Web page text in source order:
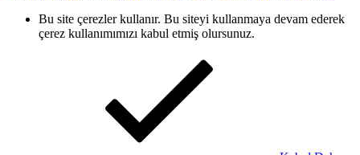
Bu site çerezler kullanır. Bu siteyi kullanmaya devam ederek
çerez kullanımımızı kabul etmiş olursunuz.